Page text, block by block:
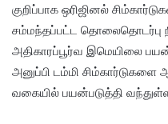
குறிப்பாக ஒரிஜினல்
சம்மந்தப்பட்ட தொலைதொடர்பு
அதிகாரப்பூர்வ இமெயிலை
அனுப்பி டம்மி
வகையில் பயன்படுத்தி